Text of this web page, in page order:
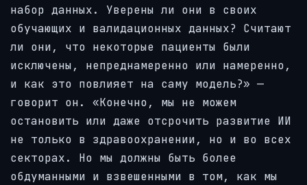
набор данных. Уверены ли они в своих
обучающих и валидационных данных? Считают
ли они, что некоторые пациенты были
исключены, непреднамеренно или намеренно,
и как это повлияет на саму модель?» —
говорит он. «Конечно, мы не можем
остановить или даже отсрочить развитие ИИ
не только в здравоохранении, но и во всех
секторах. Но мы должны быть более
обдуманными и взвешенными в том, как мы